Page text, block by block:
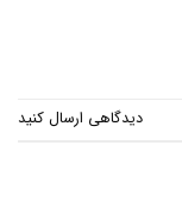
دیدگاهی ارسال کنید